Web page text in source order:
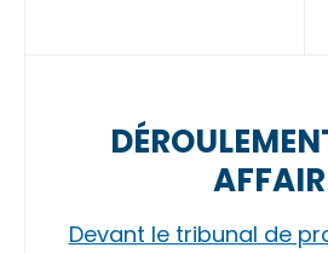
Devant le tribunal de